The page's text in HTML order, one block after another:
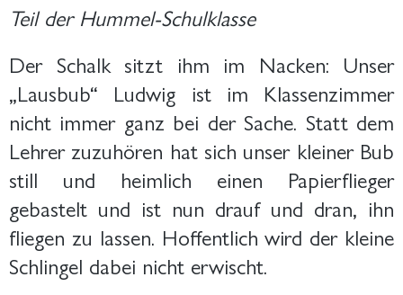
Teil der Hummel-Schulklasse
Der Schalk sitzt ihm im Nacken: Unser
„Lausbub“ Ludwig ist im Klassenzimmer
nicht immer ganz bei der Sache. Statt dem
Lehrer zuzuhören hat sich unser kleiner Bub
still und heimlich einen Papierflieger
gebastelt und ist nun drauf und dran, ihn
fliegen zu lassen. Hoffentlich wird der kleine
Schlingel dabei nicht erwischt.